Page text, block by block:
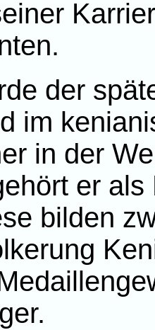
der
im
in der
er
bilden